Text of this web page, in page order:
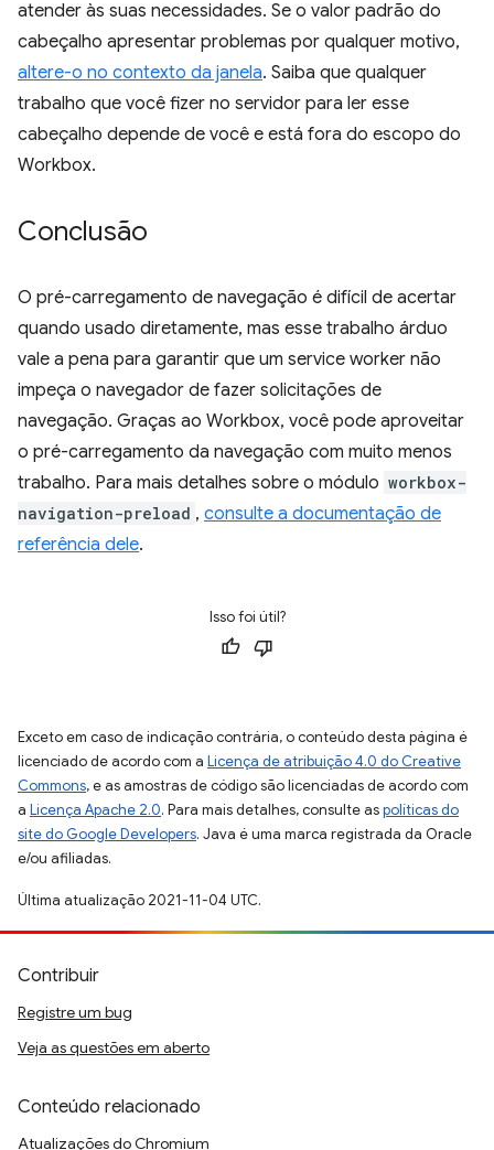
atender às suas necessidades. Se o valor padrão do
cabeçalho apresentar problemas por qualquer motivo,
altere-o no contexto da janela. Saiba que qualquer
trabalho que você fizer no servidor para ler esse
cabeçalho depende de você e está fora do escopo do
Workbox.
Conclusão
O pré-carregamento de navegação é difícil de acertar
quando usado diretamente, mas esse trabalho árduo
vale a pena para garantir que um service worker não
impeça o navegador de fazer solicitações de
navegação. Graças ao Workbox, você pode aproveitar
o pré-carregamento da navegação com muito menos
trabalho. Para mais detalhes sobre o módulo workbox-
navigation-preload , consulte a documentação de
referência dele.
Isso foi útil?
Exceto em caso de indicação contrária, o conteúdo desta página é
licenciado de acordo com a Licença de atribuição 4.0 do Creative
Commons, e as amostras de código são licenciadas de acordo com
a Licença Apache 2.0. Para mais detalhes, consulte aspolíticas do
site do Google Developers. Java é uma marca registrada da Oracle
e/ou afiliadas.
Última atualização 2021-11-04 UTC.
Contribuir
Registre um bug
Veja as questões em aberto
Conteúdo relacionado
Atualizações do Chromium